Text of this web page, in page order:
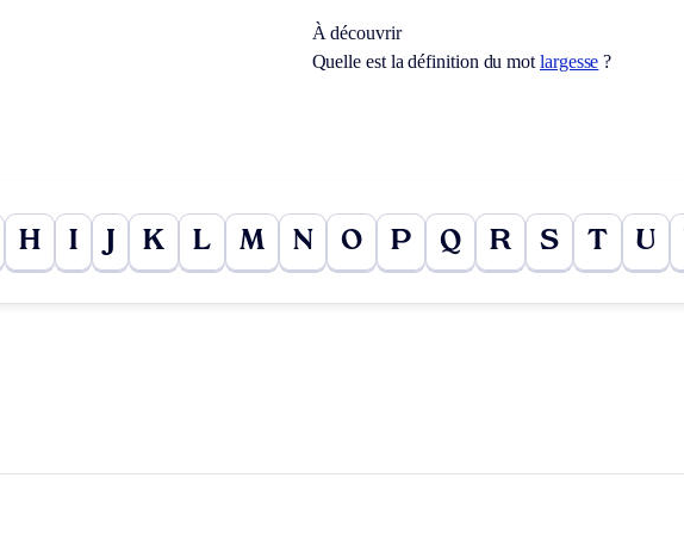
À découvrir
Quelle est la définition du mot largesse ?
H I K L M N O P Q R S T U